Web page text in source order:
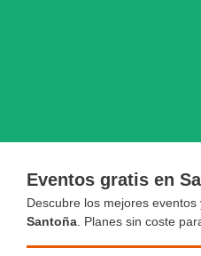
Eventos gratis en
Descubre los mejores eventos
Santoña . Planes sin coste